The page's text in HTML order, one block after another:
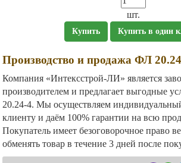
шт.
Купить Купить в один
Производство и продажа ФЛ
Компания «Интексстрой-ЛИ» является
производителем и предлагает выгодные
20.24-4. Мы осуществляем
клиенту и даём 100% гарантии на всю
Покупатель имеет безоговорочное право
обменять товар в течение 3 дней после